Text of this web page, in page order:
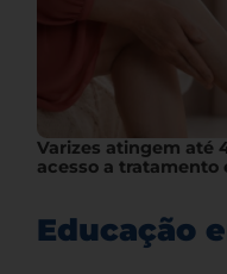
Varizes atingem até
acesso a tratamento
Educação